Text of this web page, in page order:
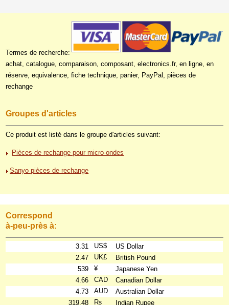
Termes de recherche:
achat, catalogue, comparaison, composant, electronics.fr, en ligne, en
réserve, equivalence, fiche technique, panier, PayPal, pièces de
rechange
Groupes d'articles
Ce produit est listé dans le groupe d'articles suivant:
Pièces de rechange pour micro-ondes
Sanyo pièces de rechange
Correspond
à-peu-près à:
3.31 US$
US Dollar
2.47
UK£
British Pound
539
¥
Japanese Yen
4.66
CAD
Canadian Dollar
4.73
AUD
Australian Dollar
319.48
₨
Indian Rupee